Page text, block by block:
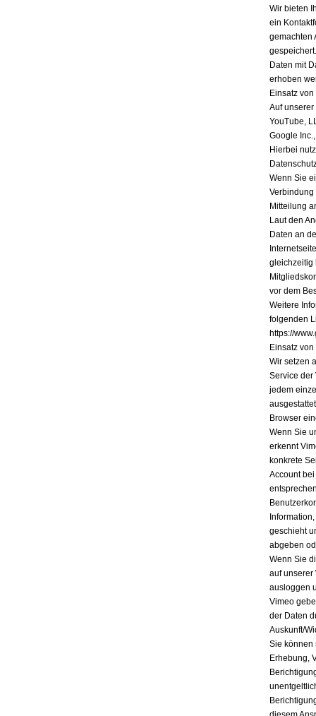
Wir bieten
ein
gemachten
Daten mit
erhoben
Einsatz
Auf
YouTube,
Google
Hierbei
Wenn Sie
Verbindung
Mitteilung
Laut den
Daten an
gleichzeitig
vor dem
Weitere
folgenden
https://
Einsatz
Wir setzen
Service der
jedem
Browser
Wenn Sie
erkennt
konkrete
Account
geschieht
abgeben
Wenn Sie
auf unserer
ausloggen
Vimeo
der Daten
Auskunft/
Sie können
Erhebung,